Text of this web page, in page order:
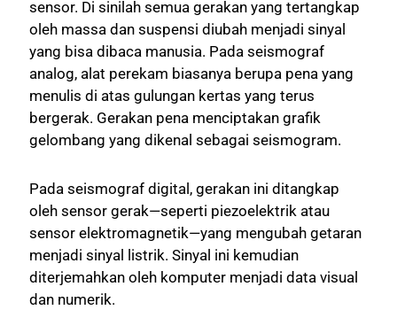
sensor. Di sinilah semua gerakan yang tertangkap
oleh massa dan suspensi diubah menjadi sinyal
yang bisa dibaca manusia. Pada seismograf
analog, alat perekam biasanya berupa pena yang
menulis di atas gulungan kertas yang terus
bergerak. Gerakan pena menciptakan grafik
gelombang yang dikenal sebagai seismogram.
Pada seismograf digital, gerakan ini ditangkap
oleh sensor gerak—seperti piezoelektrik atau
sensor elektromagnetik—yang mengubah getaran
menjadi sinyal listrik. Sinyal ini kemudian
diterjemahkan oleh komputer menjadi data visual
dan numerik.